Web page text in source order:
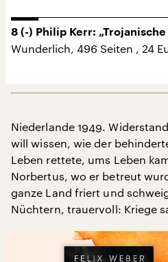
8 (-) Philip Kerr:
Wunderlich, 496 Seiten , 24
Niederlande 1949.
will wissen, wie der
Leben rettete, ums Leben
Norbertus, wo er betreut
ganze Land friert und
Nüchtern, trauervoll: Kriege